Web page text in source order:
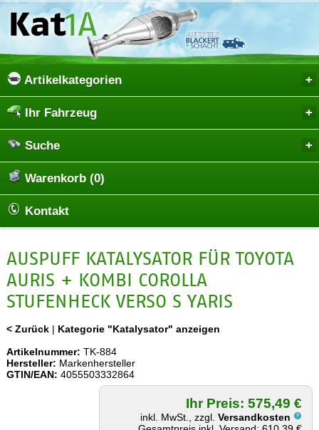
Artikelkategorien
Ihr Fahrzeug
Suche
Warenkorb (0)
Kontakt
AUSPUFF KATALYSATOR FÜR TOYOTA
AURIS + KOMBI COROLLA
STUFENHECK VERSO S YARIS
< Zurück| Kategorie "Katalysator" anzeigen
Artikelnummer: TK-884
Hersteller: Markenhersteller
GTIN/EAN: 4055503332864
Ihr Preis: 575,49 €
inkl. MwSt., zzgl.Versandkosten